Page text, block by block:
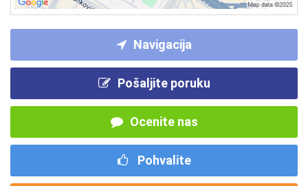
Navigacija
Pošaljite poruku
Ocenite nas
Pohvalite